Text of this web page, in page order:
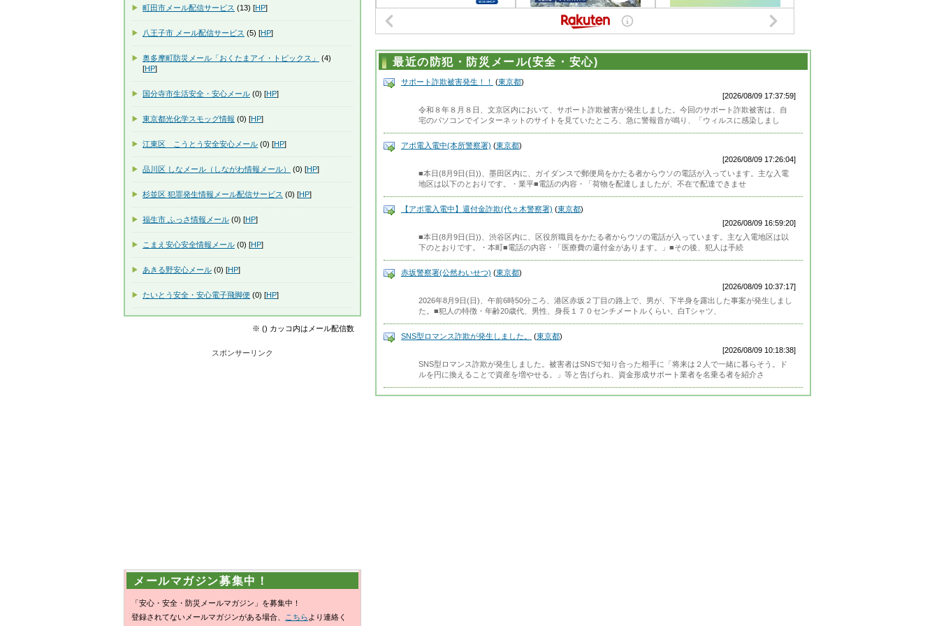
最近の防犯・防災メール(安全・安心)
サポート詐欺被害発生！！ (東京都)
[2026/08/09 17:37:59]
令和８年８月８日、文京区内において、サポート詐欺被害が発生しました。今回のサポート詐欺被害は、自
宅のパソコンでインターネットのサイトを見ていたところ、急に警報音が鳴り、「ウィルスに感染しまし
アポ電入電中(本所警察署) (東京都)
[2026/08/09 17:26:04]
■本日(8月9日(日))、墨田区内に、ガイダンスで郵便局をかたる者からウソの電話が入っています。主な入電
地区は以下のとおりです。・業平■電話の内容・「荷物を配達しましたが、不在で配達できませ
【アポ電入電中】還付金詐欺(代々木警察署) (東京都)
[2026/08/09 16:59:20]
■本日(8月9日(日))、渋谷区内に、区役所職員をかたる者からウソの電話が入っています。主な入電地区は以
下のとおりです。・本町■電話の内容・「医療費の還付金があります。」■その後、犯人は手続
赤坂警察署(公然わいせつ) (東京都)
[2026/08/09 10:37:17]
2026年8月9日(日)、午前6時50分ころ、港区赤坂２丁目の路上で、男が、下半身を露出した事案が発生しまし
た。■犯人の特徴・年齢20歳代、男性、身長１７０センチメートルくらい、白Tシャツ、
SNS型ロマンス詐欺が発生しました。 (東京都)
[2026/08/09 10:18:38]
SNS型ロマンス詐欺が発生しました。被害者はSNSで知り合った相手に「将来は２人で一緒に暮らそう。ド
ルを円に換えることで資産を増やせる。」等と告げられ、資金形成サポート業者を名乗る者を紹介さ
町田市メール配信サービス (13) [HP]
八王子市 メール配信サービス (5) [HP]
奥多摩町防災メール「おくたまアイ・トピックス」
(4)
[HP]
国分寺市生活安全・安心メール (0) [HP]
東京都光化学スモッグ情報 (0) [HP]
江東区 こうとう安全安心メール (0) [HP]
品川区 しなメール（しながわ情報メール） (0) [HP]
杉並区 犯罪発生情報メール配信サービス (0) [HP]
福生市 ふっさ情報メール (0) [HP]
こまえ安心安全情報メール (0) [HP]
あきる野安心メール (0) [HP]
たいとう安全・安心電子飛脚便 (0) [HP]
※ () カッコ内はメール配信数
スポンサーリンク
メールマガジン募集中！
「安心・安全・防災メールマガジン」を募集中！
登録されてないメールマガジンがある場合、
こちら より連絡く